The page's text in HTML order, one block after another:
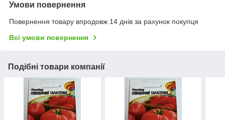
Умови повернення
Повернення товару впродовж 14 днів за рахунок покупця
Всі умови повернення
Подібні товари компанії